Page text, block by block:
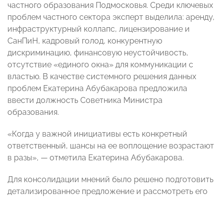
частного образования Подмосковья. Среди ключевых
проблем частного сектора эксперт выделила: аренду,
инфраструктурный коллапс, лицензирование и
СанПиН, кадровый голод, конкурентную
дискриминацию, финансовую неустойчивость,
отсутствие «единого окна» для коммуникации с
властью. В качестве системного решения данных
проблем Екатерина Абубакарова предложила
ввести должность Советника Министра
образования.
«Когда у важной инициативы есть конкретный
ответственный, шансы на ее воплощение возрастают
в разы», — отметила Екатерина Абубакарова.
Для консолидации мнений было решено подготовить
детализированное предложение и рассмотреть его